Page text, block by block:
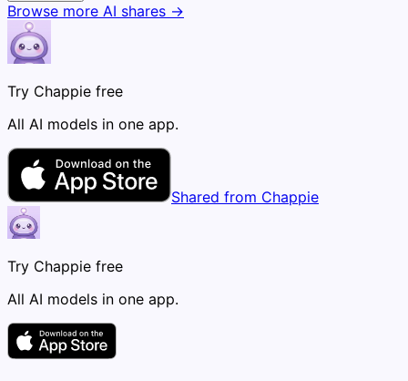
Browse more AI shares →
Try Chappie free
All AI models in one app.
Shared from Chappie
Try Chappie free
All AI models in one app.